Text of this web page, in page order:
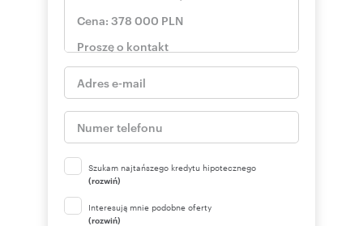
Szukam najtańszego kredytu hipotecznego
(rozwiń)
Interesują mnie podobne oferty
(rozwiń)